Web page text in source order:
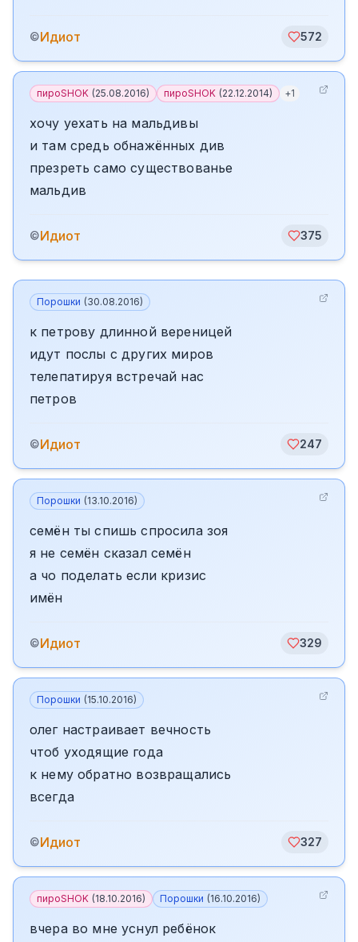
©Идиот 572
пироSHOK (25.08.2016) пироSHOK (22.12.2014) +1
хочу уехать на мальдивы
и там средь обнажённых див
презреть само существованье
мальдив
©Идиот 375
Порошки (30.08.2016)
к петрову длинной вереницей
идут послы с других миров
телепатируя встречай нас
петров
©Идиот 247
Порошки (13.10.2016)
семён ты спишь спросила зоя
я не семён сказал семён
а чо поделать если кризис
имён
©Идиот 329
Порошки (15.10.2016)
олег настраивает вечность
чтоб уходящие года
к нему обратно возвращались
всегда
©Идиот 327
пироSHOK (18.10.2016) Порошки (16.10.2016)
вчера во мне уснул ребёнок